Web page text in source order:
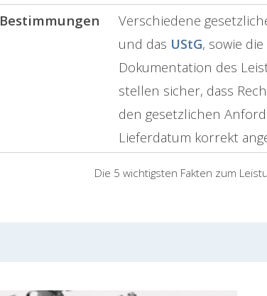
Die 5 wichtigsten Fakten zum
Bestimmungen
Verschiedene
und das UStG, sowie die
Dokumentation des
stellen sicher, dass
den gesetzlichen
Lieferdatum korrekt